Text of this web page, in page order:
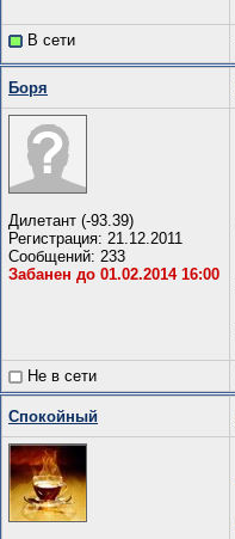
В сети
Боря
Дилетант (-93.39)
Регистрация: 21.12.2011
Сообщений: 233
Забанен до 01.02.2014 16:00
Не в сети
Спокойный